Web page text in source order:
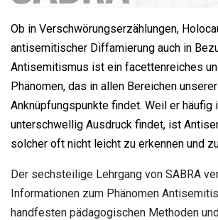
Ob in Verschwörungserzählungen,
antisemitischer Diffamierung auch in
Antisemitismus ist ein facettenreiches
Phänomen, das in allen Bereichen
Anknüpfungspunkte findet. Weil er häufig
unterschwellig Ausdruck findet, ist
solcher oft nicht leicht zu erkennen und
Der sechsteilige Lehrgang von SABRA
Informationen zum Phänomen
handfesten pädagogischen Methoden